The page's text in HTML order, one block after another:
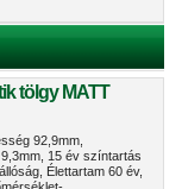
tölgy MATT
92,9mm,
15 év színtartás
Élettartam 60 év,